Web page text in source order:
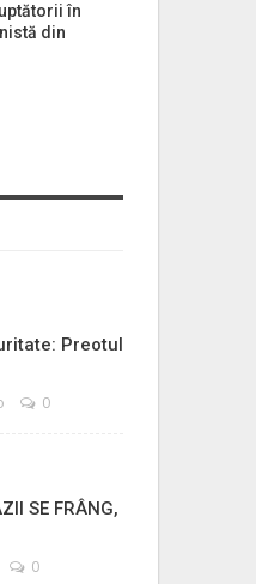
în
din
Preotul
0
SE FRÂNG,
0